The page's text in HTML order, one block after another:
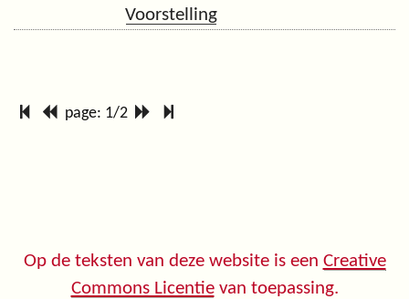
Voorstelling
page: 1/2
Op de teksten van deze website is een Creative
Commons Licentievan toepassing.